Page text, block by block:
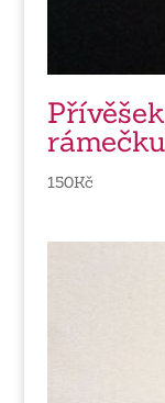
150Kč